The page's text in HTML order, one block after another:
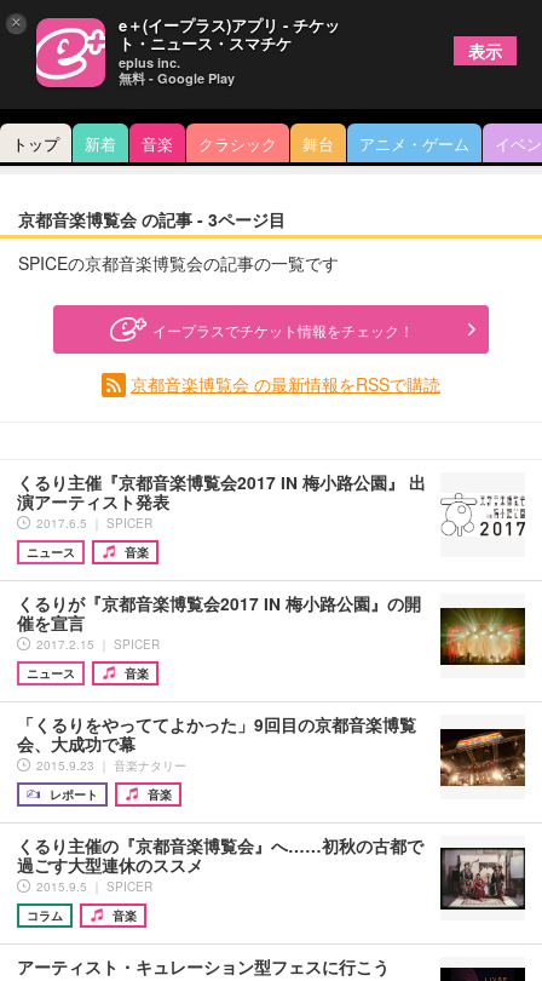
トップ 新着 音楽 クラシック 舞台 アニメ・ゲーム イベ
京都音楽博覧会 の記事 - 3ページ目
SPICEの京都音楽博覧会の記事の一覧です
イープラスでチケット情報をチェック！
京都音楽博覧会 の最新情報をRSSで購読
くるり主催『京都音楽博覧会2017 IN 梅小路公園』 出
演アーティスト発表
2017.6.5 ｜ SPICER
ニュース
音楽
くるりが『京都音楽博覧会2017 IN 梅小路公園』の開
催を宣言
2017.2.15 ｜ SPICER
ニュース
音楽
「くるりをやっててよかった」9回目の京都音楽博覧
会、大成功で幕
2015.9.23 ｜ 音楽ナタリー
レポート
音楽
くるり主催の『京都音楽博覧会』へ……初秋の古都で
過ごす大型連休のススメ
2015.9.5 ｜ SPICER
コラム
音楽
アーティスト・キュレーション型フェスに行こう
× e＋(イープラス)アプリ - チケッ
ト・ニュース・スマチケ
eplus inc.
無料 - Google Play
表示